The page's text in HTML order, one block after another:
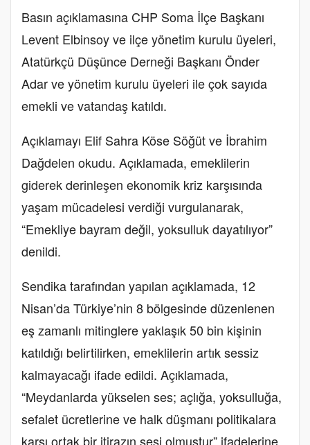
Basın açıklamasına CHP Soma İlçe Başkanı
Levent Elbinsoy ve ilçe yönetim kurulu üyeleri,
Atatürkçü Düşünce Derneği Başkanı Önder
Adar ve yönetim kurulu üyeleri ile çok sayıda
emekli ve vatandaş katıldı.
Açıklamayı Elif Sahra Köse Söğüt ve İbrahim
Dağdelen okudu. Açıklamada, emeklilerin
giderek derinleşen ekonomik kriz karşısında
yaşam mücadelesi verdiği vurgulanarak,
“Emekliye bayram değil, yoksulluk dayatılıyor”
denildi.
Sendika tarafından yapılan açıklamada, 12
Nisan’da Türkiye’nin 8 bölgesinde düzenlenen
eş zamanlı mitinglere yaklaşık 50 bin kişinin
katıldığı belirtilirken, emeklilerin artık sessiz
kalmayacağı ifade edildi. Açıklamada,
“Meydanlarda yükselen ses; açlığa, yoksulluğa,
sefalet ücretlerine ve halk düşmanı politikalara
karşı ortak bir itirazın sesi olmuştur” ifadelerine